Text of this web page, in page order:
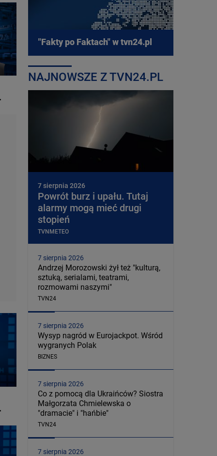
"Fakty po Faktach" w tvn24.pl
NAJNOWSZE Z TVN24.PL
7 sierpnia 2026
Powrót burz i upału. Tutaj
alarmy mogą mieć drugi
stopień
TVNMETEO
7 sierpnia 2026
Andrzej Morozowski żył też "kulturą,
sztuką, serialami, teatrami,
rozmowami naszymi"
TVN24
7 sierpnia 2026
Wysyp nagród w Eurojackpot. Wśród
wygranych Polak
BIZNES
7 sierpnia 2026
Co z pomocą dla Ukraińców? Siostra
Małgorzata Chmielewska o
"dramacie" i "hańbie"
TVN24
7 sierpnia 2026